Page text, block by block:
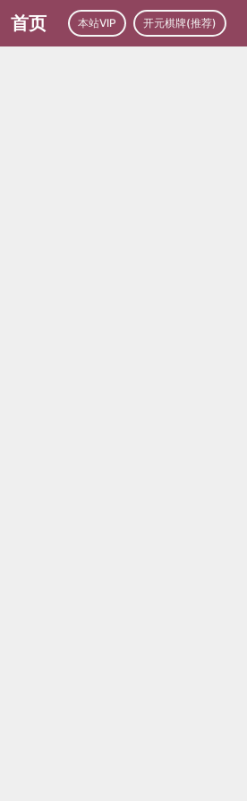
首页 本站VIP 开元棋牌(推荐)